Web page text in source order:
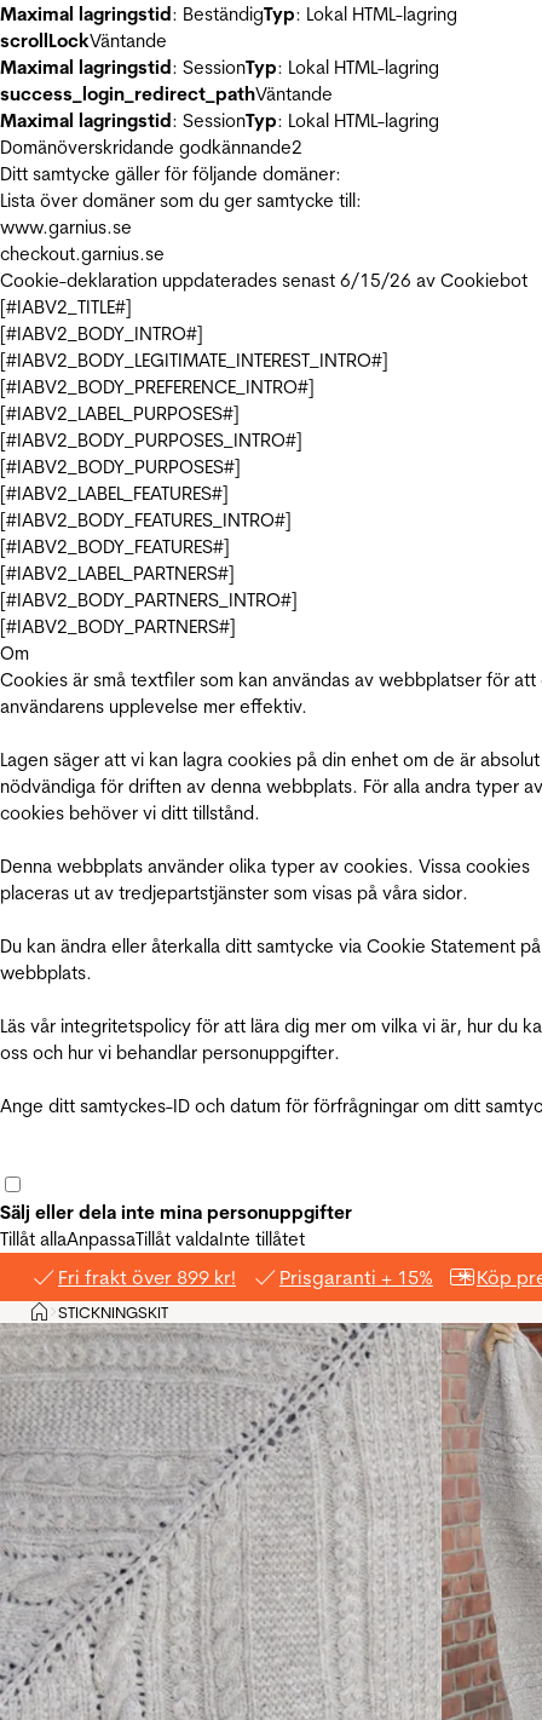
Maximal lagringstid: BeständigTyp: Lokal HTML-lagring
scrollLockVäntande
Maximal lagringstid: SessionTyp: Lokal HTML-lagring
success_login_redirect_pathVäntande
Maximal lagringstid: SessionTyp: Lokal HTML-lagring
Domänöverskridande godkännande2
Ditt samtycke gäller för följande domäner:
Lista över domäner som du ger samtycke till:
www.garnius.se
checkout.garnius.se
Cookie-deklaration uppdaterades senast 6/15/26 av Cookiebot
[#IABV2_TITLE#]
[#IABV2_BODY_INTRO#]
[#IABV2_BODY_LEGITIMATE_INTEREST_INTRO#]
[#IABV2_BODY_PREFERENCE_INTRO#]
[#IABV2_LABEL_PURPOSES#]
[#IABV2_BODY_PURPOSES_INTRO#]
[#IABV2_BODY_PURPOSES#]
[#IABV2_LABEL_FEATURES#]
[#IABV2_BODY_FEATURES_INTRO#]
[#IABV2_BODY_FEATURES#]
[#IABV2_LABEL_PARTNERS#]
[#IABV2_BODY_PARTNERS_INTRO#]
[#IABV2_BODY_PARTNERS#]
Om
Cookies är små textfiler som kan användas av webbplatser för att
användarens upplevelse mer effektiv.
Lagen säger att vi kan lagra cookies på din enhet om de är absolut
nödvändiga för driften av denna webbplats. För alla andra typer av
cookies behöver vi ditt tillstånd.
Denna webbplats använder olika typer av cookies. Vissa cookies
placeras ut av tredjepartstjänster som visas på våra sidor.
Du kan ändra eller återkalla ditt samtycke via Cookie Statement
webbplats.
Läs vår integritetspolicy för att lära dig mer om vilka vi är, hur du
oss och hur vi behandlar personuppgifter.
Ange ditt samtyckes-ID och datum för förfrågningar om ditt
Sälj eller dela inte mina personuppgifter
Tillåt allaAnpassaTillåt valdaInte tillåtet
Fri frakt över 899 kr! Prisgaranti + 15% Köp
Hem
>STICKNINGSKIT